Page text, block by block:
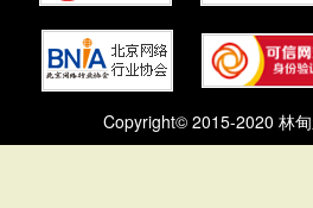
Copyright© 2015-2020 林